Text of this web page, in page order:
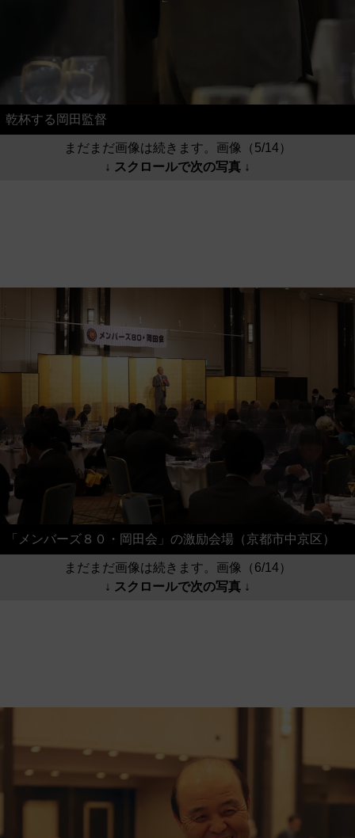
乾杯する岡田監督
まだまだ画像は続きます。画像（5/14）
↓ スクロールで次の写真 ↓
「メンバーズ８０・岡田会」の激励会場（京都市中京区）
まだまだ画像は続きます。画像（6/14）
↓ スクロールで次の写真 ↓